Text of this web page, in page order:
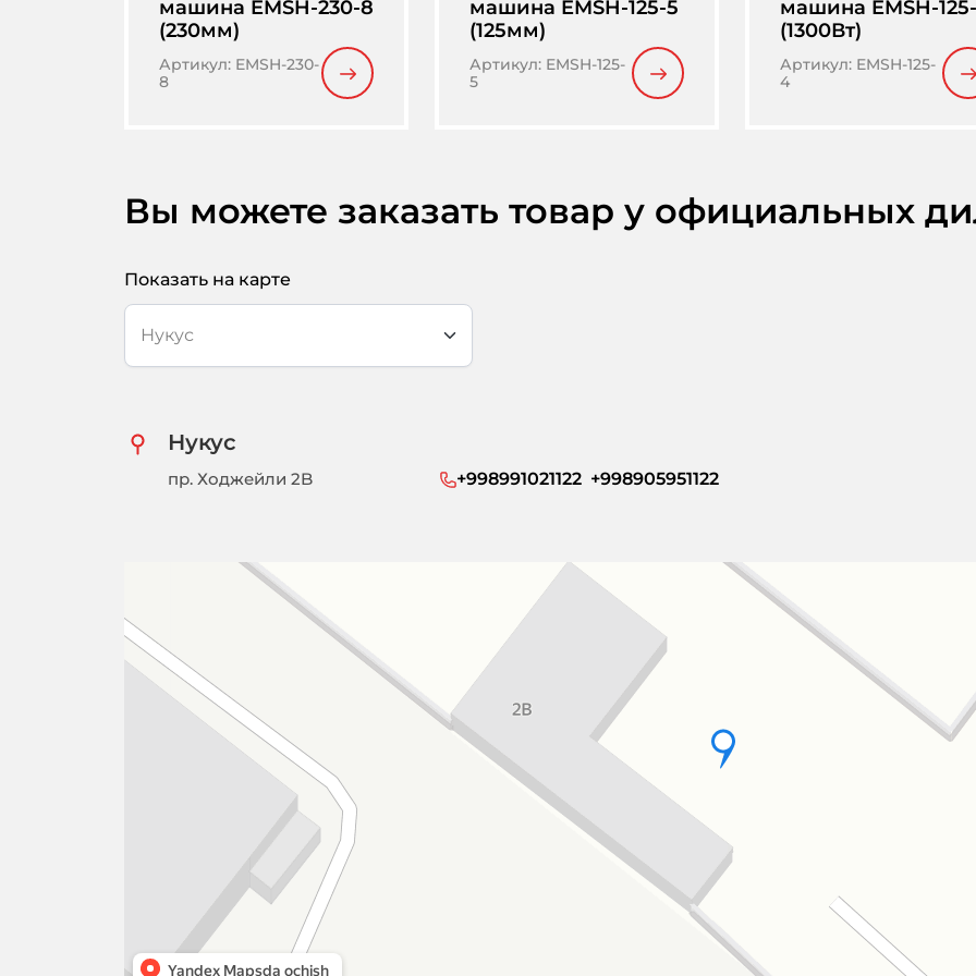
машина EMSH-230-8
(230мм)
Артикул: EMSH-230-
8
машина EMSH-125-5
(125мм)
Артикул: EMSH-125-
5
машина EMSH-
(1300Вт)
Артикул: EMSH-125-
4
Вы можете заказать товар у официальных
Показать на карте
Нукус
пр. Ходжейли 2B +998991021122  +998905951122